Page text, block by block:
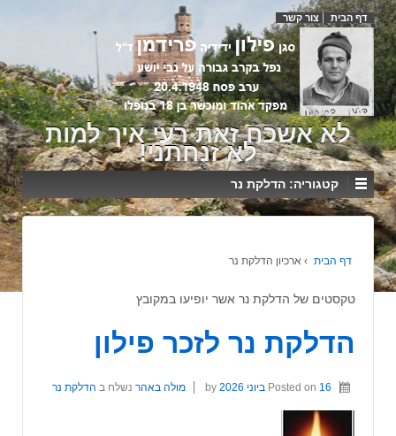
דף הבית צור קשר
לא אשכח זאת רעי איך למות
לא זנחתני!
קטגוריה: הדלקת נר
דף הבית › ארכיון הדלקת נר
טקסטים של הדלקת נר אשר יופיעו במקובץ
הדלקת נר לזכר פילון
Posted on 16 ביוני 2026 מולה באהר נשלח ב הדלקת נר